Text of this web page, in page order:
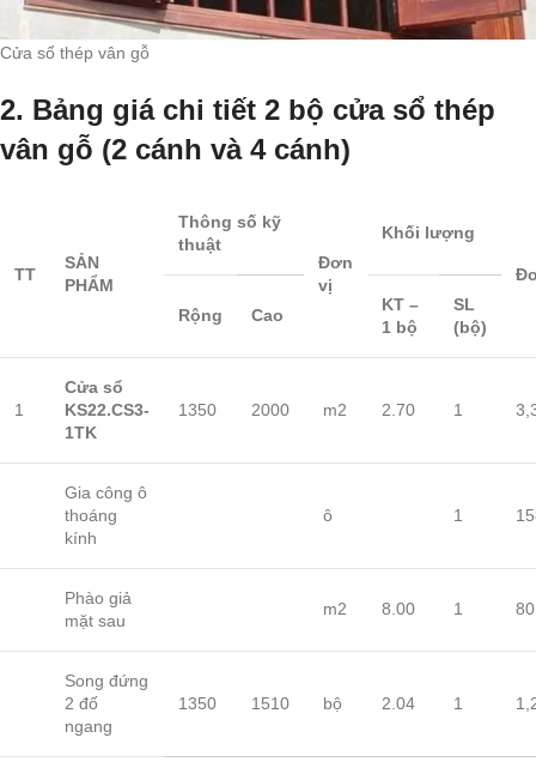
Cửa sổ thép vân gỗ
2. Bảng giá chi tiết 2 bộ cửa sổ thép
vân gỗ (2 cánh và 4 cánh)
TT
SẢN
PHẨM
Thông số kỹ
thuật
Đơn
vị
Khối lượng
Rộng Cao
KT –
1 bộ
SL
(bộ)
1
Cửa sổ
KS22.CS3-
1TK
1350 2000 m2 2.70 1
Gia công ô
thoáng
kính
ô 1
Phào giả
mặt sau
m2 8.00 1
Song đứng
2 đố
ngang
1350 1510 bộ 2.04 1